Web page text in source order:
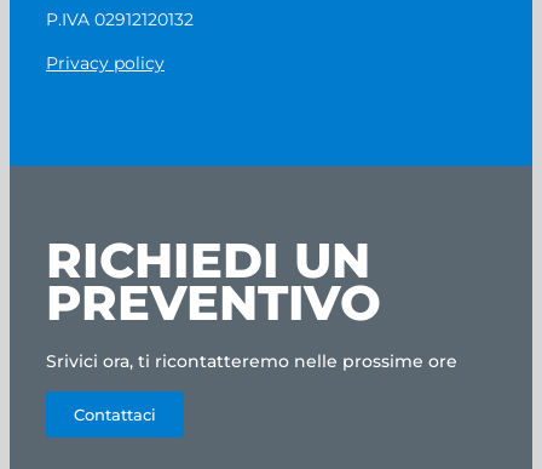
P.IVA 02912120132
Privacy policy
RICHIEDI UN
PREVENTIVO
Srivici ora, ti ricontatteremo nelle prossime ore
Contattaci